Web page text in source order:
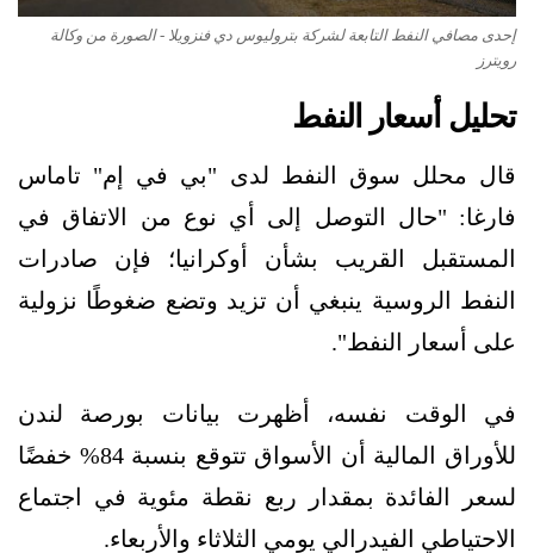
إحدى مصافي النفط التابعة لشركة بتروليوس دي فنزويلا - الصورة من وكالة
رويترز
تحليل أسعار النفط
قال محلل سوق النفط لدى "بي في إم" تاماس
فارغا: "حال التوصل إلى أي نوع من الاتفاق في
المستقبل القريب بشأن أوكرانيا؛ فإن صادرات
النفط الروسية ينبغي أن تزيد وتضع ضغوطًا نزولية
على أسعار النفط".
في الوقت نفسه، أظهرت بيانات بورصة لندن
للأوراق المالية أن الأسواق تتوقع بنسبة 84% خفضًا
لسعر الفائدة بمقدار ربع نقطة مئوية في اجتماع
الاحتياطي الفيدرالي يومي الثلاثاء والأربعاء.